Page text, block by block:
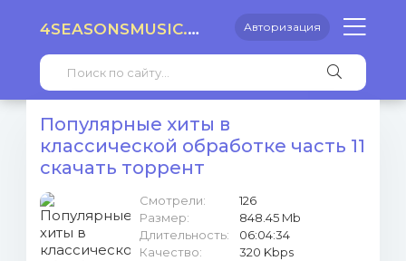
4SEASONSMUSIC.RU Авторизация
Популярные хиты в
классической обработке часть 11
скачать торрент
Смотрели:
126
Размер:
848.45 Mb
Длительность:
06:04:34
Качество:
320 Kbps